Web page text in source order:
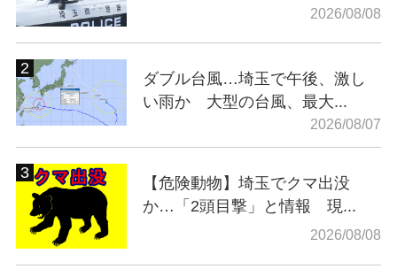
2026/08/08
ダブル台風…埼玉で午後、激し
い雨か 大型の台風、最大...
2026/08/07
【危険動物】埼玉でクマ出没
か…「2頭目撃」と情報 現...
2026/08/08